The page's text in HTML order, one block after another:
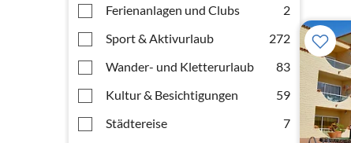
Ferienanlagen und Clubs
2
Sport & Aktivurlaub
272
Wander- und Kletterurlaub
83
Kultur & Besichtigungen
59
Städtereise
7